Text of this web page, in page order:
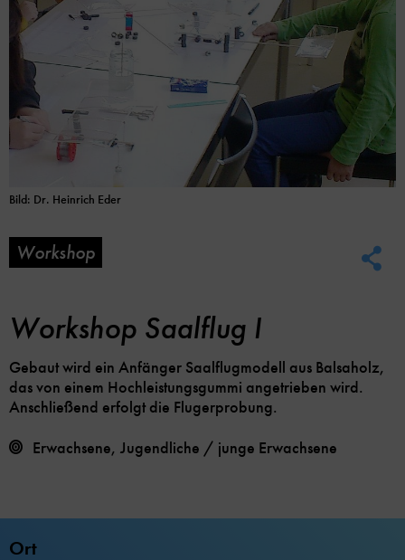
Bild: Dr. Heinrich Eder
Workshop
Workshop Saalflug I
Gebaut wird ein Anfänger Saalflugmodell aus Balsaholz,
das von einem Hochleistungsgummi angetrieben wird.
Anschließend erfolgt die Flugerprobung.
Erwachsene, Jugendliche / junge Erwachsene
Ort